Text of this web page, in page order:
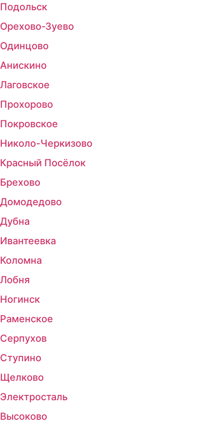
Подольск
Орехово-Зуево
Одинцово
Анискино
Лаговское
Прохорово
Покровское
Николо-Черкизово
Красный Посёлок
Брехово
Домодедово
Дубна
Ивантеевка
Коломна
Лобня
Ногинск
Раменское
Серпухов
Ступино
Щелково
Электросталь
Высоково